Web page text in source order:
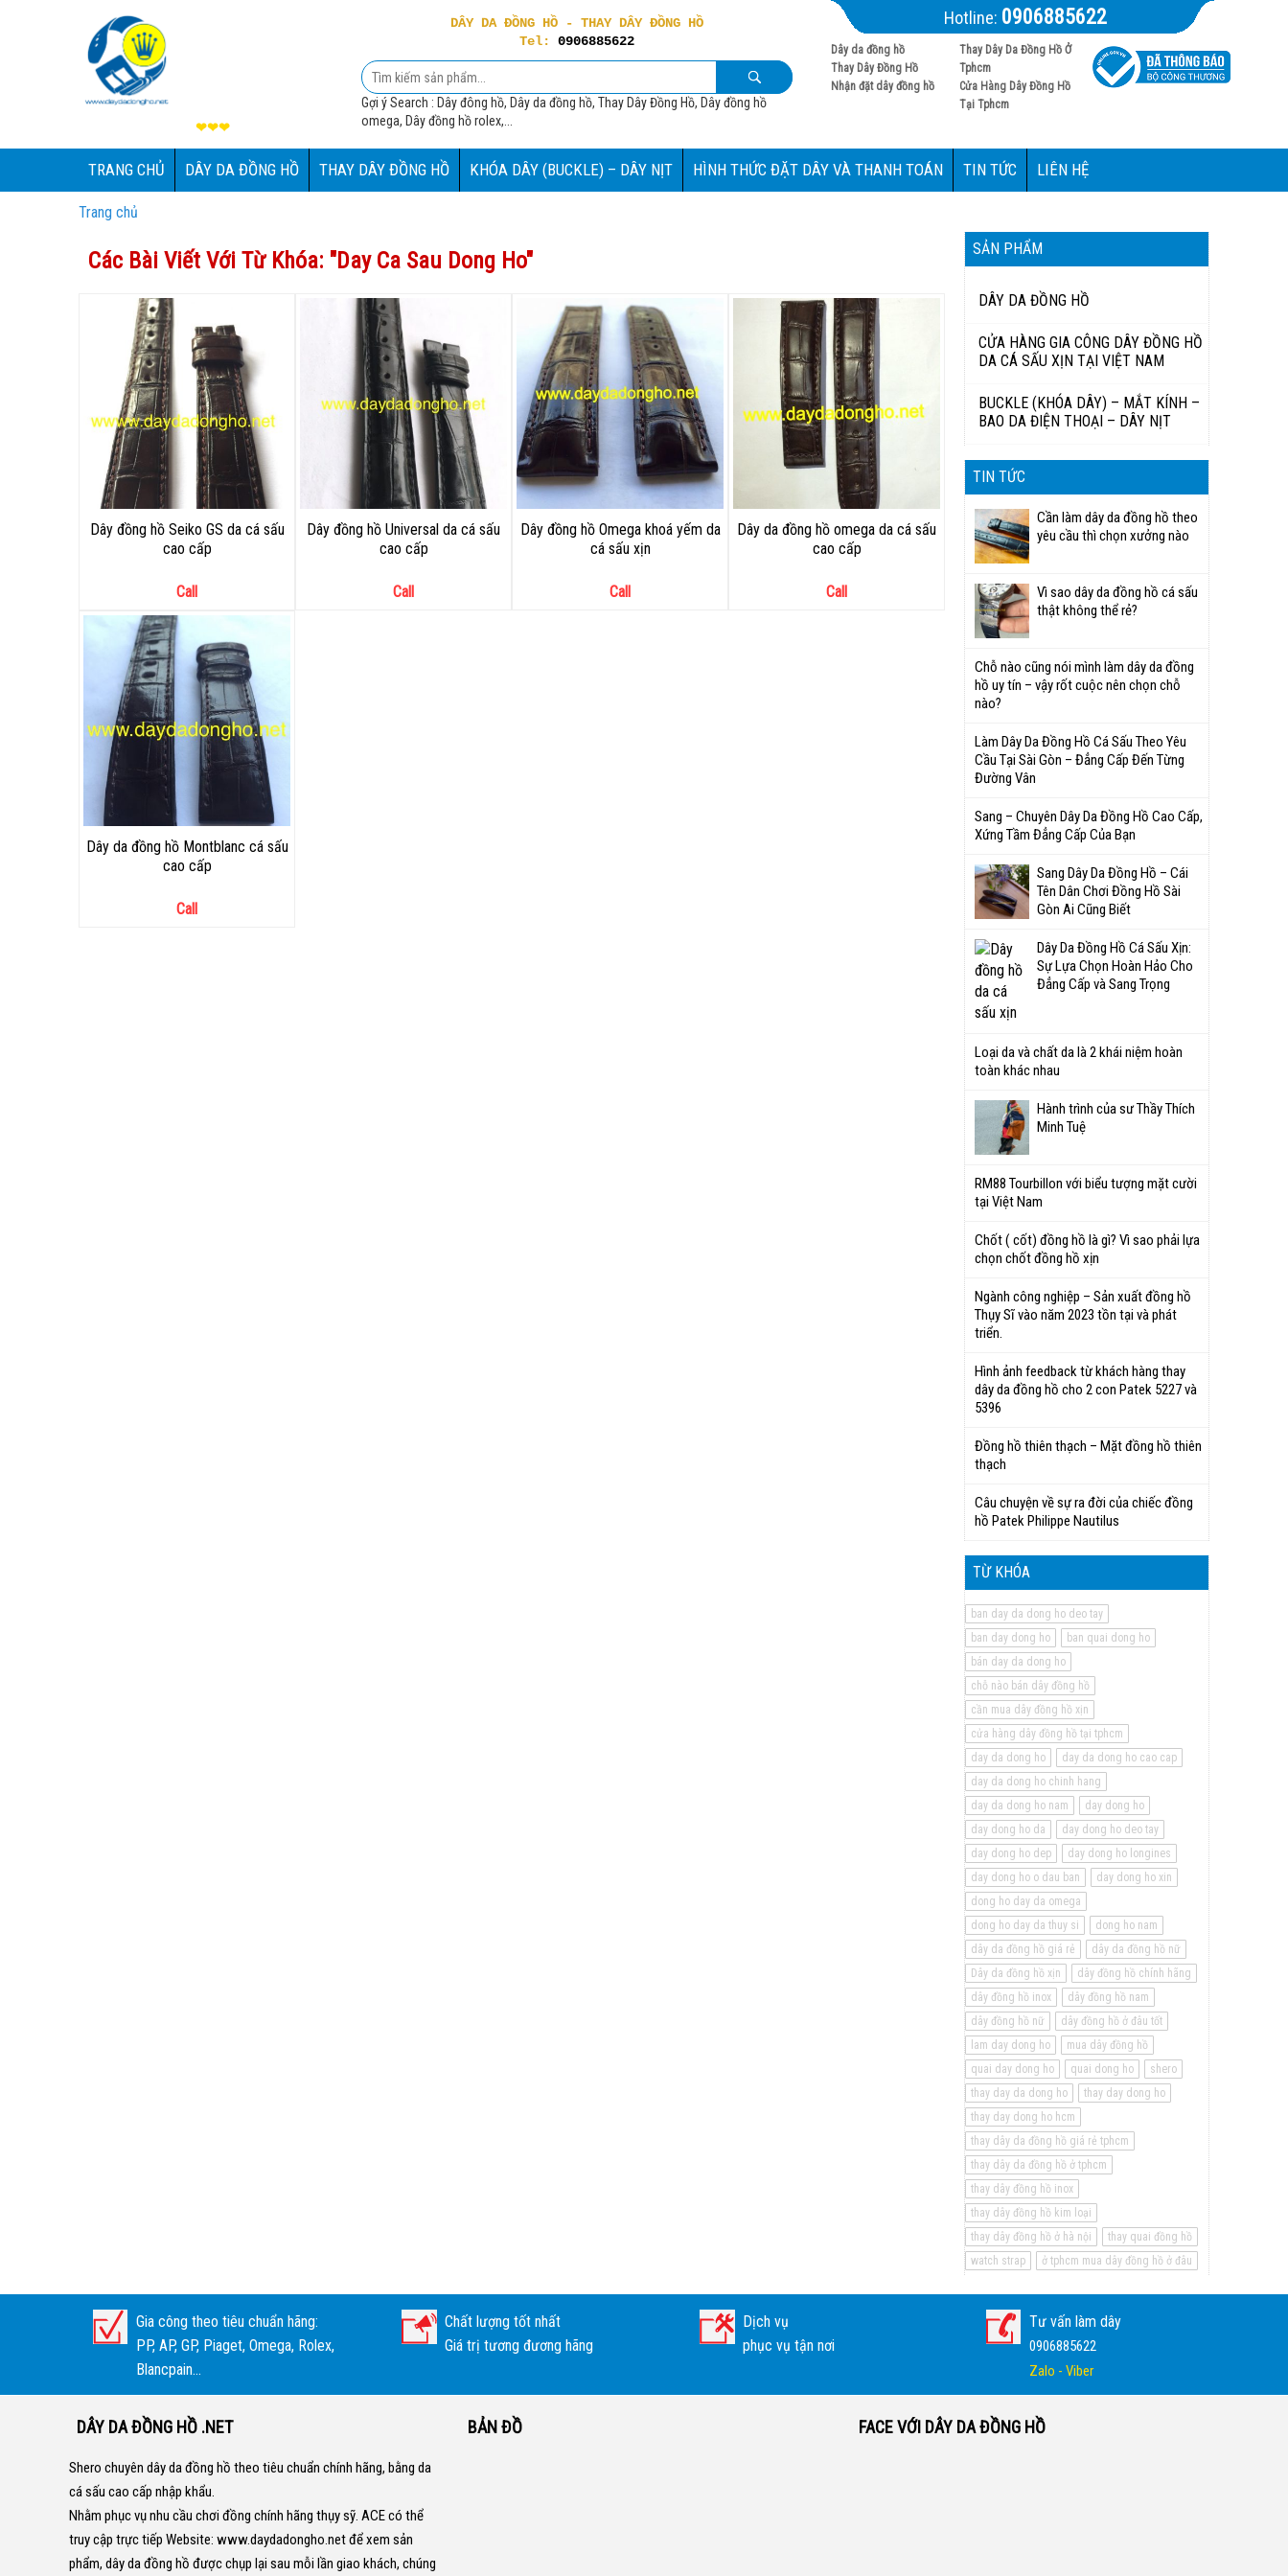
❤❤❤
DÂY DA ĐỒNG HỒ - THAY DÂY ĐỒNG HỒ
Tel: 0906885622
Gợi ý Search : Dây đông hồ, Dây da đồng hồ, Thay Dây Đồng Hồ, Dây đồng hồ
omega, Dây đồng hồ rolex,...
Hotline: 0906885622
Dây da đồng hồ
Thay Dây Đồng Hồ
Nhận đặt dây đồng hồ
Thay Dây Da Đồng Hồ Ở
Tphcm
Cửa Hàng Dây Đồng Hồ
Tại Tphcm
TRANG CHỦ DÂY DA ĐỒNG HỒ THAY DÂY ĐỒNG HỒ KHÓA DÂY (BUCKLE) – DÂY NỊT HÌNH THỨC ĐẶT DÂY VÀ THANH TOÁN TIN TỨC LIÊN HỆ
Trang chủ
Các Bài Viết Với Từ Khóa: "Day Ca Sau Dong Ho"
Dây đồng hồ Seiko GS da cá sấu
cao cấp
Call
Dây đồng hồ Universal da cá sấu
cao cấp
Call
Dây đồng hồ Omega khoá yếm da
cá sấu xịn
Call
Dây da đồng hồ omega da cá sấu
cao cấp
Call
Dây da đồng hồ Montblanc cá sấu
cao cấp
Call
SẢN PHẨM
DÂY DA ĐỒNG HỒ
CỬA HÀNG GIA CÔNG DÂY ĐỒNG HỒ
DA CÁ SẤU XỊN TẠI VIỆT NAM
BUCKLE (KHÓA DÂY) – MẮT KÍNH –
BAO DA ĐIỆN THOẠI – DÂY NỊT
TIN TỨC
Cần làm dây da đồng hồ theo
yêu cầu thì chọn xưởng nào
Vì sao dây da đồng hồ cá sấu
thật không thể rẻ?
Chỗ nào cũng nói mình làm dây da đồng
hồ uy tín – vậy rốt cuộc nên chọn chỗ
nào?
Làm Dây Da Đồng Hồ Cá Sấu Theo Yêu
Cầu Tại Sài Gòn – Đẳng Cấp Đến Từng
Đường Vân
Sang – Chuyên Dây Da Đồng Hồ Cao Cấp,
Xứng Tầm Đẳng Cấp Của Bạn
Sang Dây Da Đồng Hồ – Cái
Tên Dân Chơi Đồng Hồ Sài
Gòn Ai Cũng Biết
Dây Da Đồng Hồ Cá Sấu Xịn:
Sự Lựa Chọn Hoàn Hảo Cho
Đẳng Cấp và Sang Trọng
Loại da và chất da là 2 khái niệm hoàn
toàn khác nhau
Hành trình của sư Thầy Thích
Minh Tuệ
RM88 Tourbillon với biểu tượng mặt cười
tại Việt Nam
Chốt ( cốt) đồng hồ là gì? Vì sao phải lựa
chọn chốt đồng hồ xịn
Ngành công nghiệp – Sản xuất đồng hồ
Thụy Sĩ vào năm 2023 tồn tại và phát
triển.
Hình ảnh feedback từ khách hàng thay
dây da đồng hồ cho 2 con Patek 5227 và
5396
Đồng hồ thiên thạch – Mặt đồng hồ thiên
thạch
Câu chuyện về sự ra đời của chiếc đồng
hồ Patek Philippe Nautilus
TỪ KHÓA
ban day da dong ho deo tay
ban day dong ho
ban quai dong ho
bán day da dong ho
chỗ nào bán dây đồng hồ
cần mua dây đồng hồ xịn
cửa hàng dây đồng hồ tại tphcm
day da dong ho
day da dong ho cao cap
day da dong ho chinh hang
day da dong ho nam
day dong ho
day dong ho da
day dong ho deo tay
day dong ho dep
day dong ho longines
day dong ho o dau ban
day dong ho xin
dong ho day da omega
dong ho day da thuy si
dong ho nam
dây da đồng hồ giá rẻ
dây da đồng hồ nữ
Dây da đồng hồ xịn
dây đồng hồ chính hãng
dây đồng hồ inox
dây đồng hồ nam
dây đồng hồ nữ
dây đồng hồ ở đâu tốt
lam day dong ho
mua dây đồng hồ
quai day dong ho
quai dong ho
shero
thay day da dong ho
thay day dong ho
thay day dong ho hcm
thay dây da đồng hồ giá rẻ tphcm
thay dây da đồng hồ ở tphcm
thay dây đồng hồ inox
thay dây đồng hồ kim loại
thay dây đồng hồ ở hà nội
thay quai đồng hồ
watch strap
ở tphcm mua dây đồng hồ ở đâu
Gia công theo tiêu chuẩn hãng:
PP, AP, GP, Piaget, Omega, Rolex,
Blancpain...
Chất lượng tốt nhất
Giá trị tương đương hãng
Dịch vụ
phục vụ tận nơi
Tư vấn làm dây
0906885622
Zalo - Viber
DÂY DA ĐỒNG HỒ .NET
Shero chuyên dây da đồng hồ theo tiêu chuẩn chính hãng, bằng da
cá sấu cao cấp nhập khẩu.
Nhằm phục vụ nhu cầu chơi đồng chính hãng thụy sỹ. ACE có thể
truy cập trực tiếp Website: www.daydadongho.netđể xem sản
phẩm, dây da đồng hồ được chụp lại sau mỗi lần giao khách, chúng
BẢN ĐỒ FACE VỚI DÂY DA ĐỒNG HỒ